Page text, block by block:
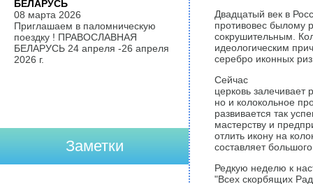
Двадцатый век в
противовес былому
сокрушительным.
идеологическим
серебро иконных
Сейчас
церковь залечивает
но и колокольное
развивается так
мастерству и
отлить икону на
составляет
Редкую неделю к
"Всех скорбящих
БЕЛАРУСЬ
08 марта 2026
Приглашаем в паломническую
поездку ! ПРАВОСЛАВНАЯ
БЕЛАРУСЬ 24 апреля -26 апреля
2026 г.
Заметки